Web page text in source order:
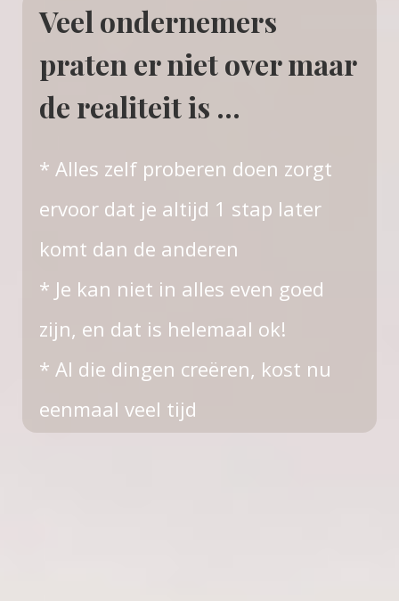
Veel ondernemers
praten er niet over maar
de realiteit is ...
* Alles zelf proberen doen zorgt
ervoor dat je altijd 1 stap later
komt dan de anderen
* Je kan niet in alles even goed
zijn, en dat is helemaal ok!
* Al die dingen creëren, kost nu
eenmaal veel tijd